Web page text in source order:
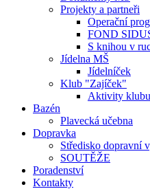
Projekty a partneři
Operační
FOND
S knihou v
Jídelna MŠ
Jídelníček
Klub "Zajíček"
Aktivity klubu
Bazén
Plavecká učebna
Dopravka
Středisko dopravní
SOUTĚŽE
Poradenství
Kontakty